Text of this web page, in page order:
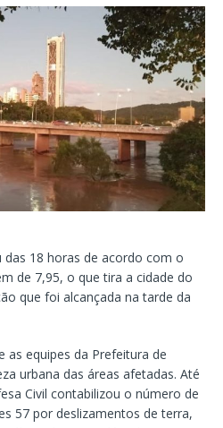
18 horas de acordo com o
de 7,95, o que tira a cidade do
que foi alcançada na tarde da
as equipes da Prefeitura de
urbana das áreas afetadas. Até
Civil contabilizou o número de
57 por deslizamentos de terra,